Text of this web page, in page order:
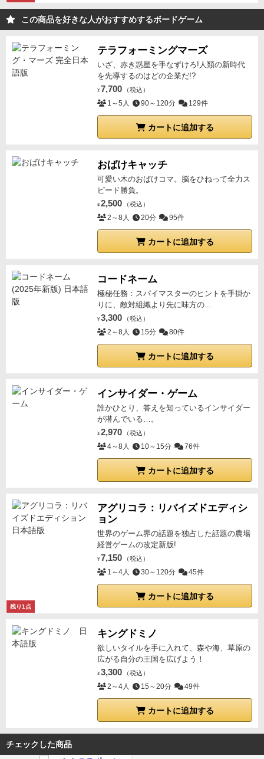
この商品を好きな人がおすすめするボードゲーム
テラフォーミングマーズ
いざ、赤き惑星を手なずけろ!人類の新時代
を先導するのはどの企業だ!?
¥ 7,700 （税込）
1～5人 90～120分 129件
カートに追加する
おばけキャッチ
可愛い木のおばけコマ。脳をひねって全力ス
ピード勝負。
¥ 2,500 （税込）
2～8人 20分 95件
カートに追加する
コードネーム
極秘任務：スパイマスターのヒントを手掛か
りに、敵対組織より先に味方の...
¥ 3,300 （税込）
2～8人 15分 80件
カートに追加する
インサイダー・ゲーム
誰かひとり、答えを知っているインサイダー
が潜んでいる…。
¥ 2,970 （税込）
4～8人 10～15分 76件
カートに追加する
残り1点
アグリコラ：リバイズドエディシ
ョン
世界のゲーム界の話題を独占した話題の農場
経営ゲームの改定新版!
¥ 7,150 （税込）
1～4人 30～120分 45件
カートに追加する
キングドミノ
欲しいタイルを手に入れて、森や海、草原の
広がる自分の王国を広げよう！
¥ 3,300 （税込）
2～4人 15～20分 49件
カートに追加する
チェックした商品